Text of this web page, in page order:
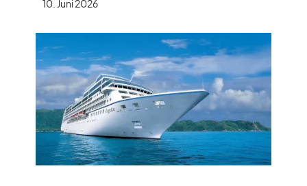
10. Juni 2026